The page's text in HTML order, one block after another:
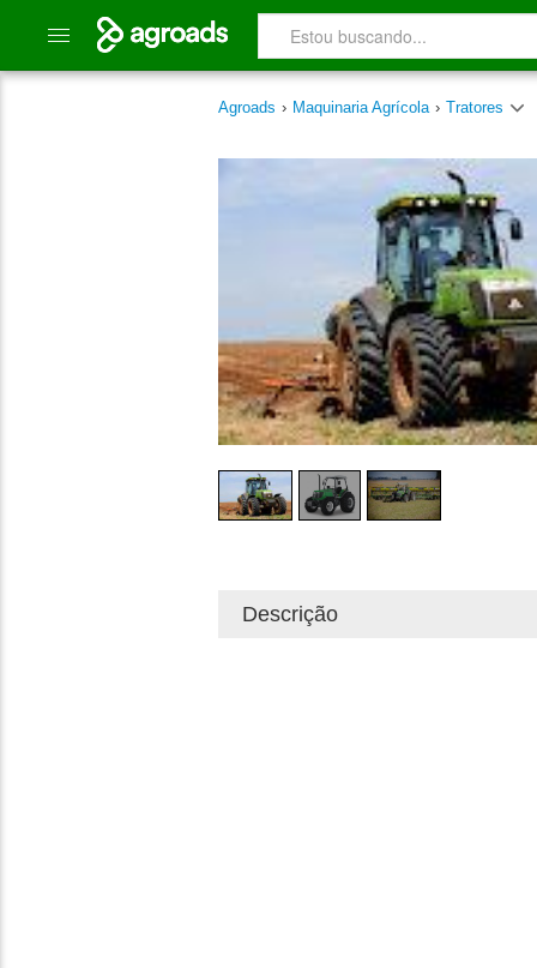
Agroads › Maquinaria Agrícola › Tratores
Descrição